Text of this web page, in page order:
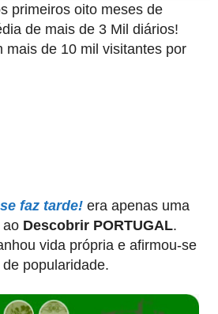
primeiros oito meses de
de mais de 3 Mil diários!
mais de 10 mil visitantes por
faz tarde! era apenas uma
ao Descobrir PORTUGAL.
vida própria e afirmou-se
popularidade.